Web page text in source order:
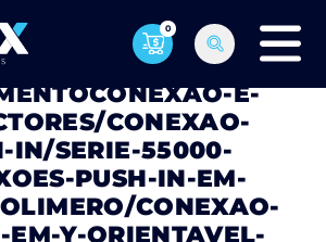
0
NÃO ENCONTRADA
E-
CONEXAO-
IN/SERIE-55000-
PUSH-IN-EM-
CONEXAO-
EM-Y-ORIENTAVEL-